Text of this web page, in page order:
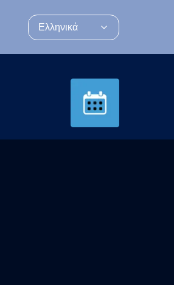
Ελληνικά